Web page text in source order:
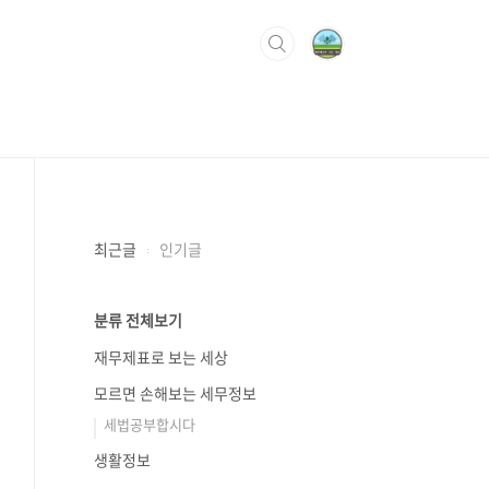
최근글 인기글
분류 전체보기
재무제표로 보는 세상
모르면 손해보는 세무정보
세법공부합시다
생활정보